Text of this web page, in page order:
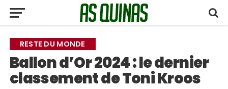
RESTE DU MONDE
Ballon d’Or 2024 : le dernier
classement de Toni Kroos